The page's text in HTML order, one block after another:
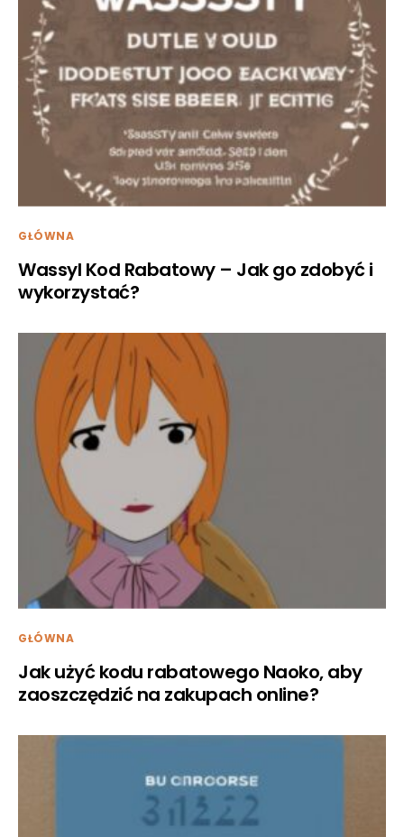
GŁÓWNA
Wassyl Kod Rabatowy – Jak go zdobyć i
wykorzystać?
GŁÓWNA
Jak użyć kodu rabatowego Naoko, aby
zaoszczędzić na zakupach online?